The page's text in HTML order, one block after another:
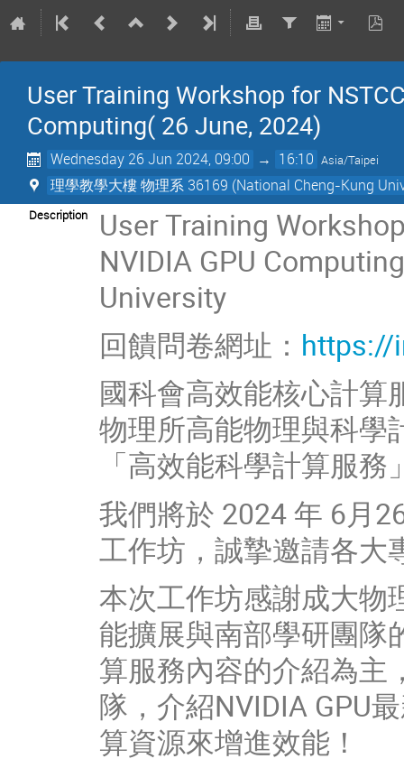
User Training Workshop for
Computing( 26 June, 2024)
Wednesday 26 Jun 2024, 09:00 → 16:10 Asia/Taipei
理學教學大樓 物理系 36169 (National Cheng-Kung
Description
User Training
NVIDIA GPU
University
回饋問卷網址： https://
國科會高效能核心計算
物理所高能物理與科學
「高效能科學計算服務
我們將於 2024 年 6月
工作坊，誠摯邀請各大
本次工作坊感謝成大物
能擴展與南部學研團隊
算服務內容的介紹為主
隊，介紹NVIDIA GPU
算資源來增進效能！